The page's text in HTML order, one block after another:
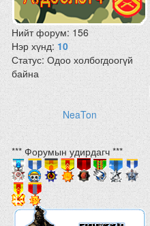
Нийт форум:156
Нэр хүнд:10
Статус:Одоо холбогдоогүй
байна
NeaTon
*** Форумын удирдагч ***